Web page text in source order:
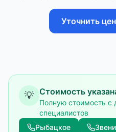
Уточнить
💡 Стоимость
Полную стоимость с
специалистов
Рыбацкое